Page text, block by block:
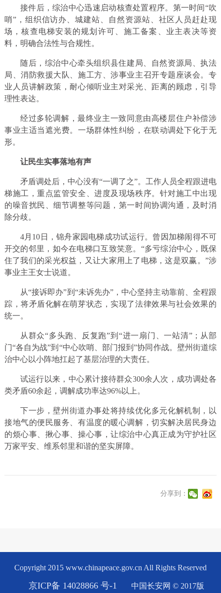
接件后，综治中心迅速启动核查处置程序。第一时间“吹
哨”，组织信访办、城建站、自然资源站、社区人员赶赴现
场，核查电梯安装的规划许可、施工备案、业主表决等资
料，明确合法性与合规性。
随后，综治中心牵头组织县住建局、自然资源局、执法
局、消防救援大队、施工方、涉事业主召开专题座谈会。专
业人员讲解政策，耐心倾听业主对采光、距离的顾虑，引导
理性表达。
经过多轮调解，最终业主一致同意由高楼层住户补偿涉
事业主适当遮光费。一场群体性纠纷，在联动调处下化于无
形。
让民生实事落地有声
矛盾调处后，中心没有“一调了之”。工作人员全程跟进电
梯施工，重点监管安全、进度及现场秩序。针对施工中出现
的噪音扰民、细节调整等问题，第一时间协调沟通，及时消
除分歧。
4月10日，锦舟家园电梯成功试运行。曾因加梯闹得不可
开交的邻里，如今在电梯口互致笑意。“多亏综治中心，既保
住了我们的采光权益，又让大家用上了电梯，这是双赢。”涉
事业主王女士说道。
从“接诉即办”到“未诉先办”，中心坚持主动靠前、全程跟
踪，将矛盾化解在萌芽状态，实现了法律效果与社会效果的
统一。
从群众“多头跑、反复跑”到“进一扇门、一站清”；从部
门“各自为战”到“中心吹哨、部门报到”协同作战。壁州街道综
治中心以小阵地扛起了基层治理的大责任。
试运行以来，中心累计接待群众300余人次，成功调处各
类矛盾60余起，调解成功率达96%以上。
下一步，壁州街道办事处将持续优化多元化解机制，以
接地气的便民服务、有温度的暖心调解，切实解决居民身边
的烦心事、揪心事、操心事，让综治中心真正成为守护社区
万家平安、维系邻里和谐的坚实屏障。
分享到：
Copyright 2015 www.chinapeace.gov.cn All Rights Reserved
京ICP备 14028866 号-1 中国长安网 © 2017版